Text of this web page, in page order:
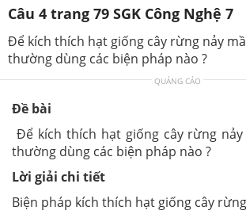
Câu 4 trang 79 SGK Công Nghệ 7
Để kích thích hạt giống cây rừng nảy
thường dùng các biện pháp nào ?
QUẢNG CÁO
Đề bài
Để kích thích hạt giống cây rừng
thường dùng các biện pháp nào ?
Lời giải chi tiết
Biện pháp kích thích hạt giống cây